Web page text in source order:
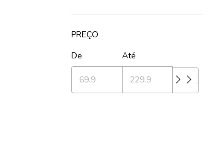
PREÇO
De
Até